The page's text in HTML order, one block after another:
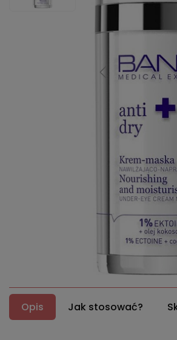
Opis Jak stosować?